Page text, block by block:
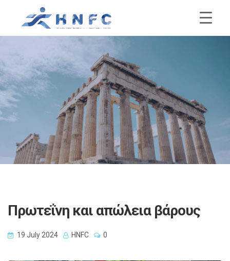
Πρωτεΐνη και απώλεια βάρους
19 July 2024 HNFC 0